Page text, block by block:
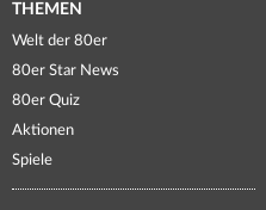
THEMEN
Welt der 80er
80er Star News
80er Quiz
Aktionen
Spiele